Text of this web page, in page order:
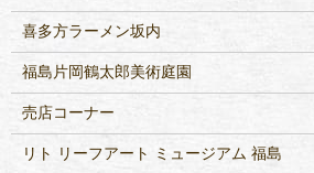
喜多方ラーメン坂内
福島片岡鶴太郎美術庭園
売店コーナー
リト リーフアート ミュージアム 福島